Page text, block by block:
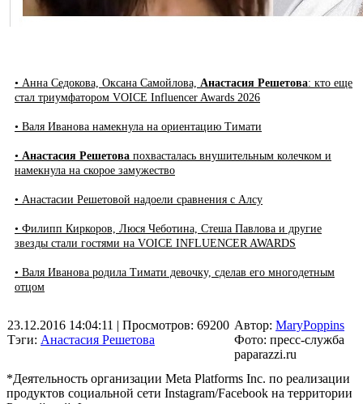
• Анна Седокова, Оксана Самойлова, Анастасия Решетова: кто еще
стал триумфатором VOICE Influencer Awards 2026
• Валя Иванова намекнула на ориентацию Тимати
• Анастасия Решетова похвасталась внушительным колечком и
намекнула на скорое замужество
• Анастасии Решетовой надоели сравнения с Алсу
• Филипп Киркоров, Люся Чеботина, Стеша Павлова и другие
звезды стали гостями на VOICE INFLUENCER AWARDS
• Валя Иванова родила Тимати девочку, сделав его многодетным
отцом
23.12.2016 14:04:11 | Просмотров: 69200
Тэги: Анастасия Решетова
Автор: MaryPoppins
Фото: пресс-служба
paparazzi.ru
*Деятельность организации Meta Platforms Inc. по реализации
продуктов социальной сети Instagram/Facebook на территории